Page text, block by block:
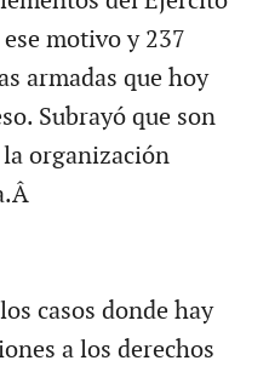
motivo y 237
armadas que hoy
Subrayó que son
organización
casos donde hay
a los derechos